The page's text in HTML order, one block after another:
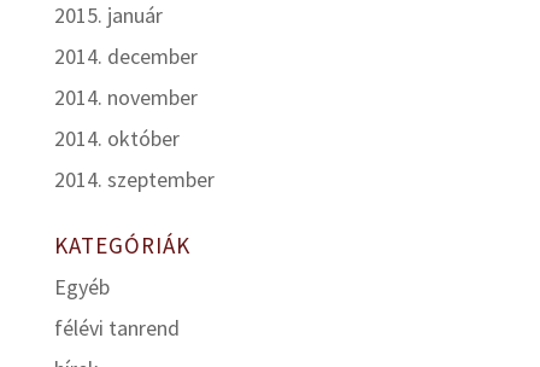
2015. január
2014. december
2014. november
2014. október
2014. szeptember
KATEGÓRIÁK
Egyéb
félévi tanrend